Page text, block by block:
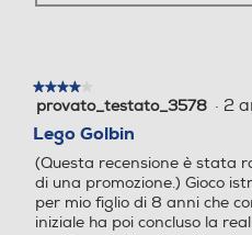
★★★★★
★★★★★
4
5
stelle.
provato_testato_3578 · 2
Lego Golbin
(Questa recensione è stata
di una promozione.) Gioco
per mio figlio di 8 anni che
iniziale ha poi concluso la